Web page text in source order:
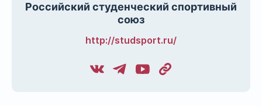
Российский студенческий спортивный
союз
http://studsport.ru/